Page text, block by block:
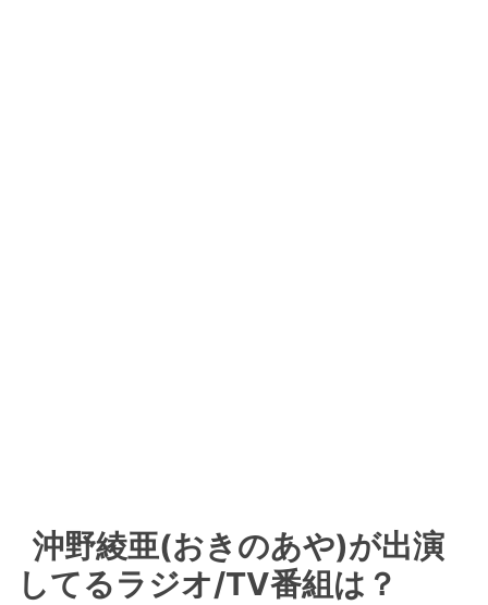
沖野綾亜(おきのあや)が出演
してるラジオ/TV番組は？